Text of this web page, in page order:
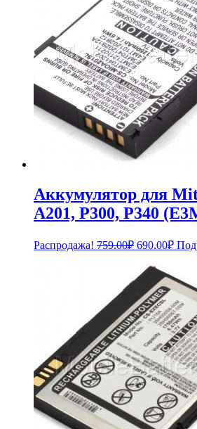
Аккумулятор для
A201, P300, P340
Распродажа! 759.00₽
составляла
759.00₽.
690.00₽